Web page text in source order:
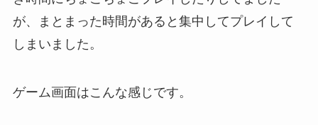
が、まとまった時間があると集中してプレイして
しまいました。
ゲーム画面はこんな感じです。